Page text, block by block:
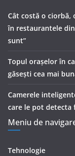
Cât costă o
în restaurantele din
sunt”
Topul orașelor în
găsești cea mai
Camerele
care le pot detecta
Meniu de
Tehnologie